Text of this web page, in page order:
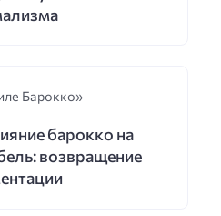
Барокко»
барокко на
возвращение